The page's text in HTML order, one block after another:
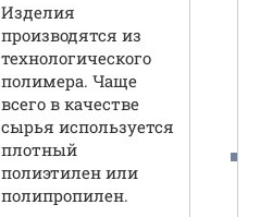
Изделия
производятся из
технологического
полимера. Чаще
всего в качестве
сырья используется
плотный
полиэтилен или
полипропилен.